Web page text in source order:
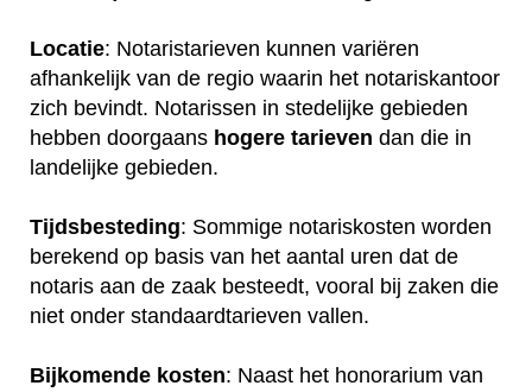
Locatie: Notaristarieven kunnen variëren
afhankelijk van de regio waarin het notariskantoor
zich bevindt. Notarissen in stedelijke gebieden
hebben doorgaans hogere tarieven dan die in
landelijke gebieden.
Tijdsbesteding: Sommige notariskosten worden
berekend op basis van het aantal uren dat de
notaris aan de zaak besteedt, vooral bij zaken die
niet onder standaardtarieven vallen.
Bijkomende kosten: Naast het honorarium van